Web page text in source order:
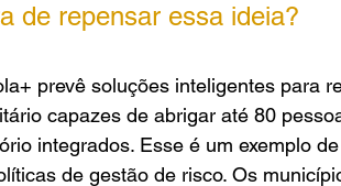
de repensar essa ideia?
prevê soluções inteligentes para
capazes de abrigar até 80
integrados. Esse é um exemplo
de gestão de risco. Os